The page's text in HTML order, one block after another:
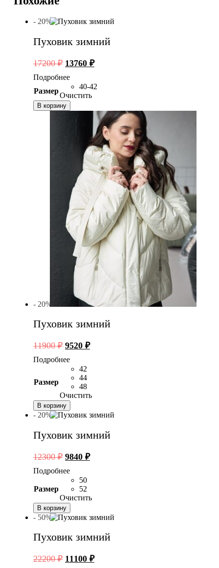
- 20%
Пуховик зимний
17200₽ Первоначальная
составляла
17200 ₽.
13760 ₽Текущая
13760 ₽.
Подробнее
Размер
40-42
Очистить
В корзину
- 20%
Пуховик зимний
11900₽ Первоначальная
составляла
11900 ₽.
9520 ₽Текущая
Подробнее
Размер
42
44
48
Очистить
В корзину
- 20%
Пуховик зимний
12300₽ Первоначальная
составляла
12300 ₽.
9840 ₽Текущая
Подробнее
Размер
50
52
Очистить
В корзину
- 50%
Пуховик зимний
22200₽ Первоначальная
11100 ₽Текущая